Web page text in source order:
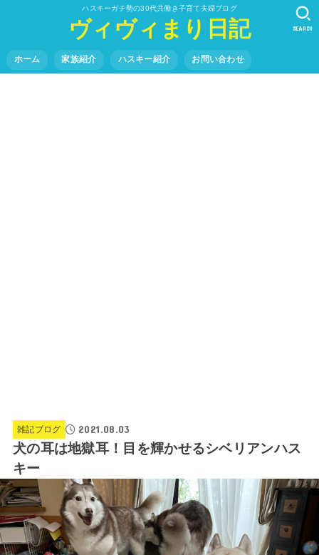
ハスキーガチ勢の30代共働き子育て夫婦ブログ
ヴィヴィまり日記
ホーム 家族紹介 ハスキー紹介 お問い合わせ
SEARCH
雑記ブログ 2021.08.03
犬の耳は地獄耳！目を輝かせるシベリアンハス
キー